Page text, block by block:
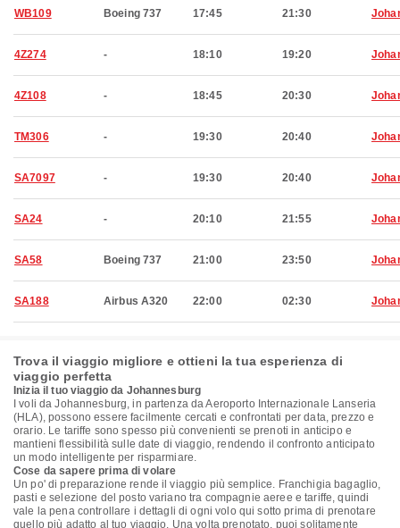
WB109 Boeing 737 17:45 21:30
4Z274 - 18:10 19:20
4Z108 - 18:45 20:30
TM306 - 19:30 20:40
SA7097 - 19:30 20:40
SA24 - 20:10 21:55
SA58 Boeing 737 21:00 23:50
SA188 Airbus A320 22:00 02:30
Trova il viaggio migliore e ottieni la tua esperienza di
viaggio perfetta
Inizia il tuo viaggio da Johannesburg
I voli da Johannesburg, in partenza da Aeroporto Internazionale Lanseria
(HLA), possono essere facilmente cercati e confrontati per data, prezzo e
orario. Le tariffe sono spesso più convenienti se prenoti in anticipo e
mantieni flessibilità sulle date di viaggio, rendendo il confronto anticipato
un modo intelligente per risparmiare.
Cose da sapere prima di volare
Un po' di preparazione rende il viaggio più semplice. Franchigia bagaglio,
pasti e selezione del posto variano tra compagnie aeree e tariffe, quindi
vale la pena controllare i dettagli di ogni volo qui sotto prima di prenotare
quello più adatto al tuo viaggio. Una volta prenotato, puoi solitamente